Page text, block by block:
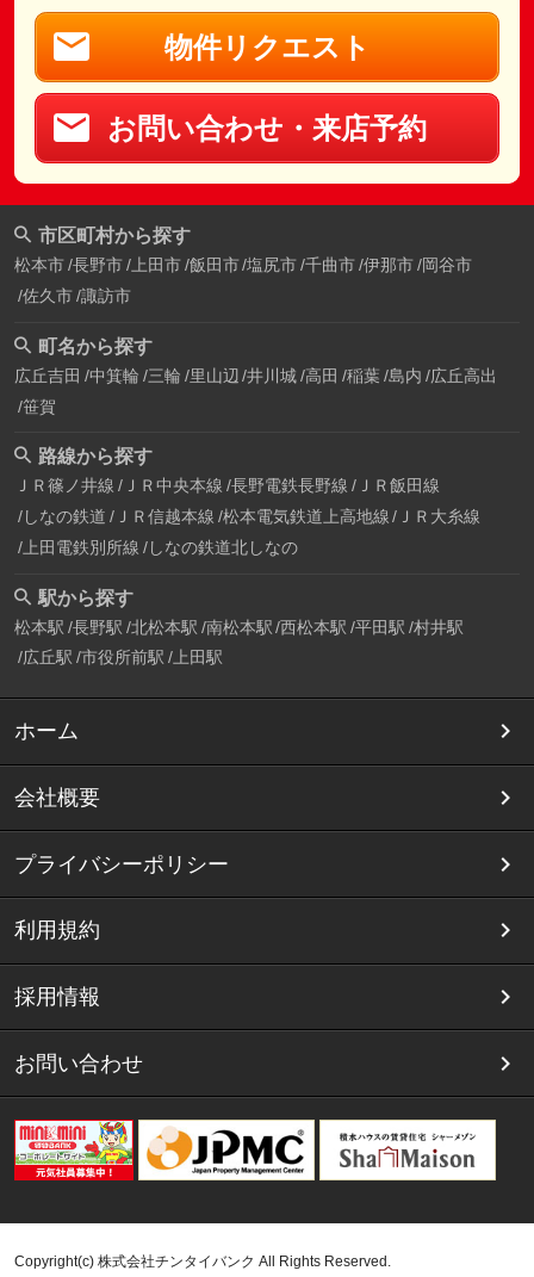
物件リクエスト
お問い合わせ・来店予約
市区町村から探す
松本市 長野市 上田市 飯田市 塩尻市 千曲市 伊那市 岡谷市
佐久市 諏訪市
町名から探す
広丘吉田 中箕輪 三輪 里山辺 井川城 高田 稲葉 島内 広丘高出
笹賀
路線から探す
ＪＲ篠ノ井線 ＪＲ中央本線 長野電鉄長野線 ＪＲ飯田線
しなの鉄道 ＪＲ信越本線 松本電気鉄道上高地線
ＪＲ大糸線
上田電鉄別所線 しなの鉄道北しなの
駅から探す
松本駅 長野駅 北松本駅 南松本駅 西松本駅 平田駅 村井駅
広丘駅 市役所前駅 上田駅
ホーム
会社概要
プライバシーポリシー
利用規約
採用情報
お問い合わせ
Copyright(c) 株式会社チンタイバンク All Rights Reserved.